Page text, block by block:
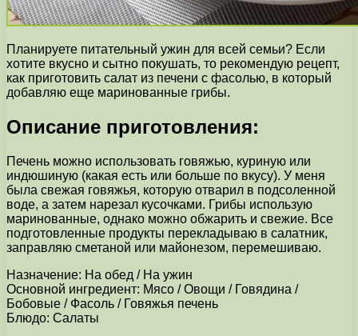
Планируете питательный ужин для всей семьи? Если
хотите вкусно и сытно покушать, то рекомендую рецепт,
как приготовить салат из печени с фасолью, в который
добавляю еще маринованные грибы.
Описание приготовления:
Печень можно использовать говяжью, куриную или
индюшиную (какая есть или больше по вкусу). У меня
была свежая говяжья, которую отварил в подсоленной
воде, а затем нарезал кусочками. Грибы использую
маринованные, однако можно обжарить и свежие. Все
подготовленные продукты перекладываю в салатник,
заправляю сметаной или майонезом, перемешиваю.
Назначение: На обед / На ужин
Основной ингредиент: Мясо / Овощи / Говядина /
Бобовые / Фасоль / Говяжья печень
Блюдо: Салаты